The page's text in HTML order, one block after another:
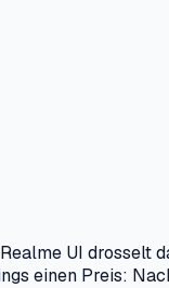
UI drosselt
einen Preis: